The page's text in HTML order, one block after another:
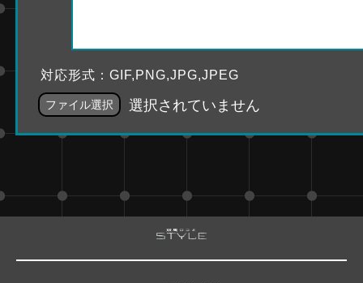
対応形式：GIF,PNG,JPG,JPEG
ファイル選択 選択されていません